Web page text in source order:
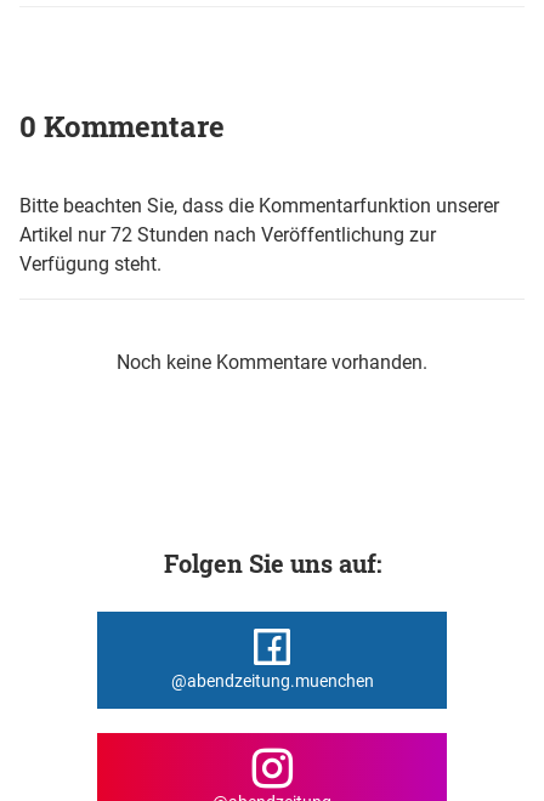
0 Kommentare
Bitte beachten Sie, dass die Kommentarfunktion unserer
Artikel nur 72 Stunden nach Veröffentlichung zur
Verfügung steht.
Noch keine Kommentare vorhanden.
Folgen Sie uns auf:
@abendzeitung.muenchen